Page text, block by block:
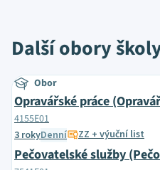
Další obory
Obor
Opravářské práce
4155E01
3 rokyDenní ZZ + výuční list
Pečovatelské služby